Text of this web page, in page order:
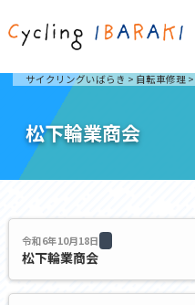
サイクリングいばらき > 自転車修理 >
松下輪業商会
令和6年10月18日
松下輪業商会